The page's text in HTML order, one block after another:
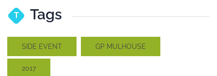
T Tags
SIDE EVENT GP MULHOUSE
2017